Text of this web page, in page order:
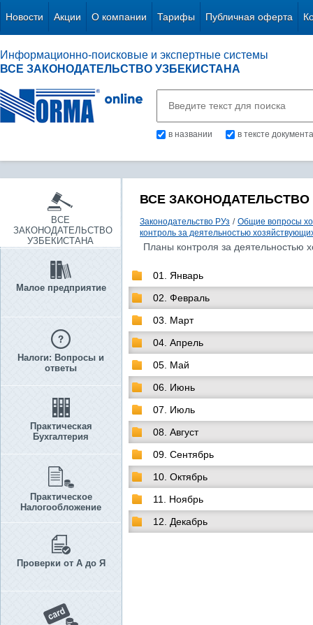
Новости Акции О компании Тарифы Публичная оферта
Информационно-поисковые и экспертные системы
ВСЕ ЗАКОНОДАТЕЛЬСТВО УЗБЕКИСТАНА
в названии в тексте документа
ВСЕ
ЗАКОНОДАТЕЛЬСТВО
УЗБЕКИСТАНА
Малое предприятие
Налоги: Вопросы и
ответы
Практическая
Бухгалтерия
Практическое
Налогообложение
Проверки от А до Я
ВСЕ ЗАКОНОДАТЕЛЬСТВО
Законодательство РУз / Общие вопросы
контроль за деятельностью
Планы контроля за деятельностью
01. Январь
02. Февраль
03. Март
04. Апрель
05. Май
06. Июнь
07. Июль
08. Август
09. Сентябрь
10. Октябрь
11. Ноябрь
12. Декабрь